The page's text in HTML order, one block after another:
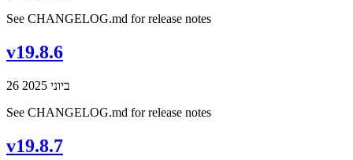
See CHANGELOG.md for release notes
v19.8.6
26 ביוני 2025
See CHANGELOG.md for release notes
v19.8.7